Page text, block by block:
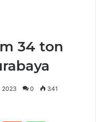
34 ton
2023 0 341